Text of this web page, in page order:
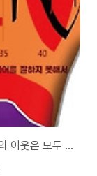
[디아스포라신문] 제 5 호_2021년 11월_우리의 이웃은 모두 안녕하십니까?